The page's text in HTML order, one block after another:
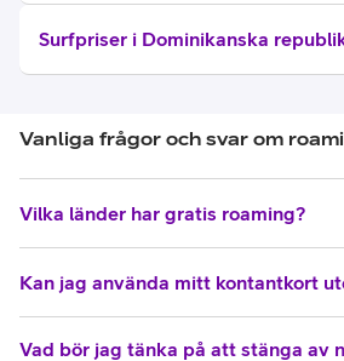
Surfpriser i Dominikanska
Vanliga frågor och svar om
Vilka länder har gratis roaming?
Kan jag använda mitt kontantkort
Vad bör jag tänka på att stänga av